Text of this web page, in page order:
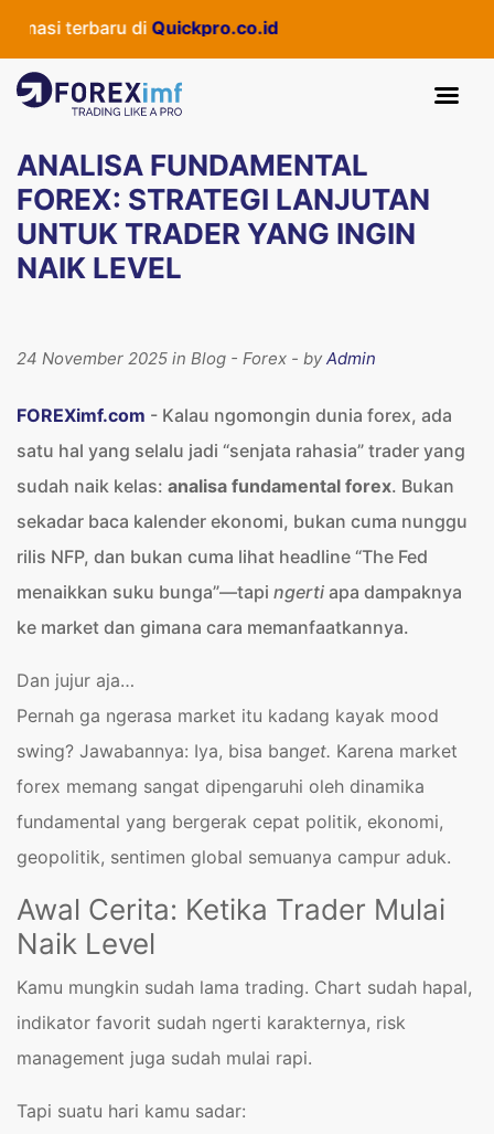
terbaru diQuickpro.co.id
ANALISA FUNDAMENTAL
FOREX: STRATEGI LANJUTAN
UNTUK TRADER YANG INGIN
NAIK LEVEL
24 November 2025 in Blog - Forex - byAdmin
FOREXimf.com - Kalau ngomongin dunia forex, ada
satu hal yang selalu jadi “senjata rahasia” trader yang
sudah naik kelas: analisa fundamental forex. Bukan
sekadar baca kalender ekonomi, bukan cuma nunggu
rilis NFP, dan bukan cuma lihat headline “The Fed
menaikkan suku bunga”—tapi ngerti apa dampaknya
ke market dan gimana cara memanfaatkannya.
Dan jujur aja…
Pernah ga ngerasa market itu kadang kayak mood
swing? Jawabannya: Iya, bisa banget. Karena market
forex memang sangat dipengaruhi oleh dinamika
fundamental yang bergerak cepat politik, ekonomi,
geopolitik, sentimen global semuanya campur aduk.
Awal Cerita: Ketika Trader Mulai
Naik Level
Kamu mungkin sudah lama trading. Chart sudah hapal,
indikator favorit sudah ngerti karakternya, risk
management juga sudah mulai rapi.
Tapi suatu hari kamu sadar: